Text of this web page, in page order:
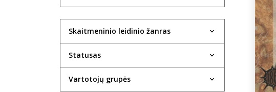
Skaitmeninio leidinio žanras
Statusas
Vartotojų grupės